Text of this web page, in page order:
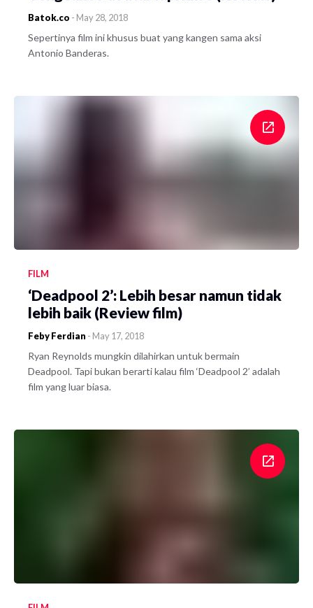
Batok.co - May 28, 2018
Sepertinya film ini khusus buat yang kangen sama aksi
Antonio Banderas.
FILM
‘Deadpool 2’: Lebih besar namun tidak
lebih baik (Review film)
Feby Ferdian - May 17, 2018
Ryan Reynolds mungkin dilahirkan untuk bermain
Deadpool. Tapi bukan berarti kalau film ‘Deadpool 2’ adalah
film yang luar biasa.